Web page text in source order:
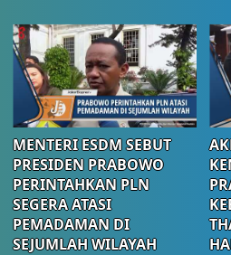
MENTERI ESDM SEBUT
PRESIDEN PRABOWO
PERINTAHKAN PLN
SEGERA ATASI
PEMADAMAN DI
SEJUMLAH WILAYAH